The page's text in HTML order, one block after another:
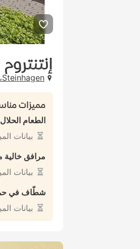
Steinhagen، ألمانيا
مميزات
الطعام الحلال
بيانات
مرافق خالية
بيانات
شطّاف في
بيانات